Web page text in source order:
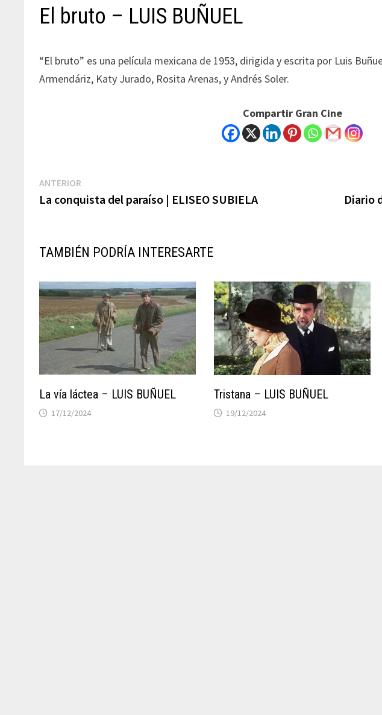
El bruto – LUIS BUÑUEL
“El bruto” es una película mexicana de 1953, dirigida y escrita por Luis
Armendáriz, Katy Jurado, Rosita Arenas, y Andrés Soler.
Compartir Gran Cine
Navegación
de
ANTERIOR
post:
La conquista del paraíso | ELISEO SUBIELA Diario
TAMBIÉN PODRÍA INTERESARTE
La vía láctea – LUIS BUÑUEL
17/12/2024
Tristana – LUIS BUÑUEL
19/12/2024